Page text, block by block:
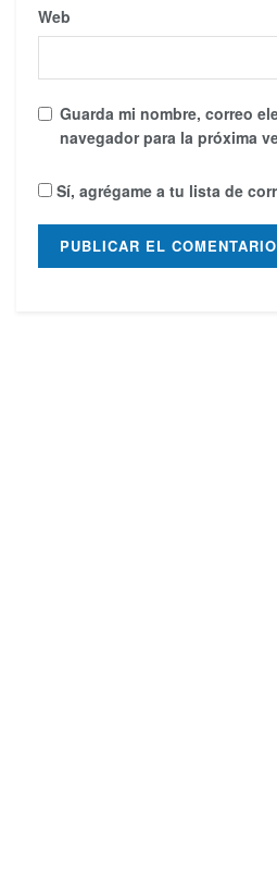
Web
Guarda mi nombre, correo
navegador para la próxima
Sí, agrégame a tu lista de